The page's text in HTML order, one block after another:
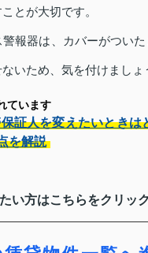
とが大切です。
報器は、カバーがつい
いため、気を付けましょ
ています
証人を変えたいときは
を解説
い方はこちらをクリッ